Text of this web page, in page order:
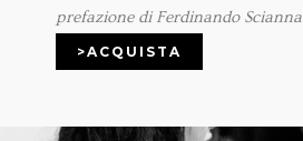
prefazione di Ferdinando Scianna
>ACQUISTA